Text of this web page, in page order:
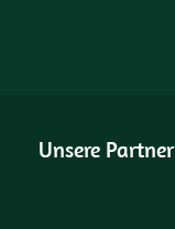
Unsere Partner